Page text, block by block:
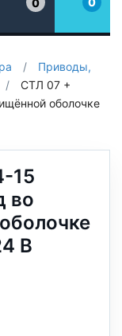
/
Приводы,
/
СТЛ 07 +
оболочке
15
во
В